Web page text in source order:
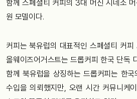
함께 스페셜티 커피의 3대 머신 시네소
원 모델이다.
커피는 북유럽의 대표적인 스페셜티 커피
올웨이즈어거스트는 드롭커피 한국 단독
함께 북유럽을 상징하는 드롭커피는 한
수입을 의뢰했지만, 오랜 시간 커뮤니케